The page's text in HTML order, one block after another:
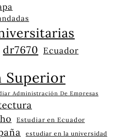
dr7670 Ecuador
Superior
Administración De Empresas
Estudiar en Ecuador
estudiar en la universidad